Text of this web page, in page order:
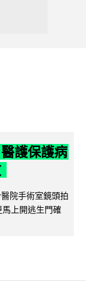
護保護病
院手術室鏡頭拍
上開逃生門確